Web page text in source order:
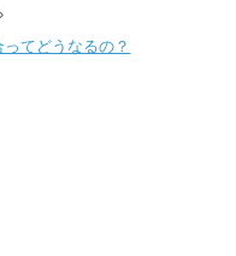
ってどうなるの？